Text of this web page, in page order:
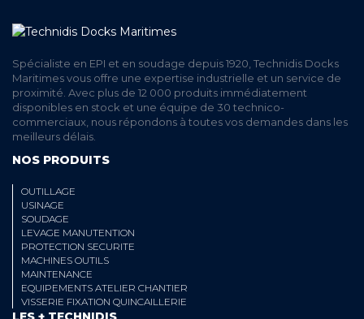
Spécialiste en EPI et en soudage depuis 1920, Technidis Docks
Maritimes vous offre une expertise industrielle et un service de
proximité. Avec plus de 12 000 produits immédiatement
disponibles en stock et une équipe de 30 technico-
commerciaux, nous répondons à toutes vos demandes dans les
meilleurs délais.
NOS PRODUITS
OUTILLAGE
USINAGE
SOUDAGE
LEVAGE MANUTENTION
PROTECTION SECURITE
MACHINES OUTILS
MAINTENANCE
EQUIPEMENTS ATELIER CHANTIER
VISSERIE FIXATION QUINCAILLERIE